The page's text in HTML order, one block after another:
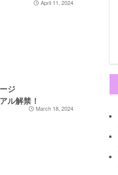
April 11, 2024
ジ
ル解禁！
March 18, 2024